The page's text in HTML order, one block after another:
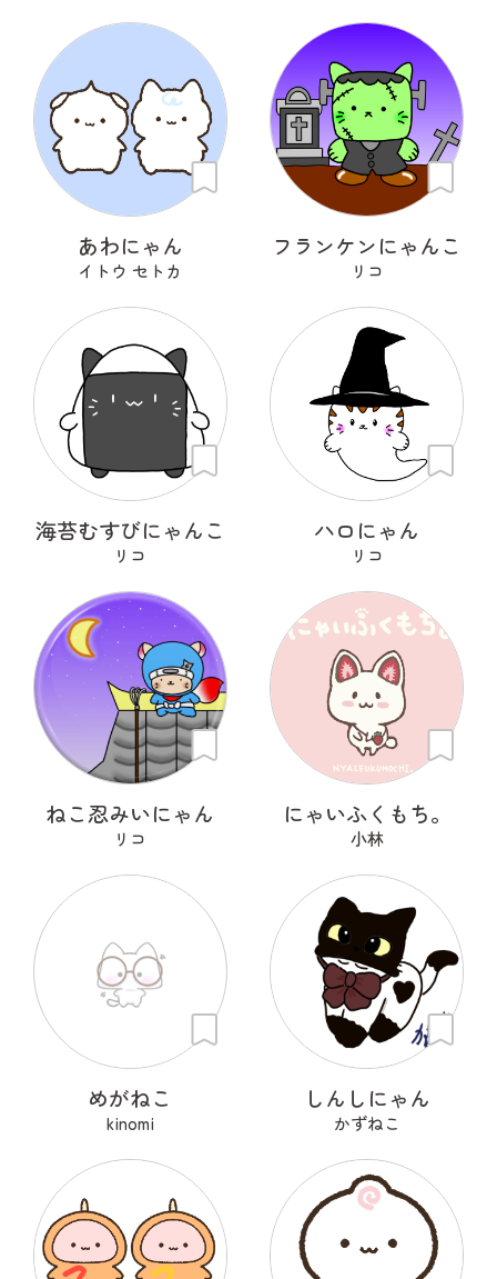
あわにゃん
イトウ セトカ
フランケンにゃんこ
リコ
海苔むすびにゃんこ
リコ
ハロにゃん
リコ
ねこ忍みいにゃん
リコ
にゃいふくもち。
小林
めがねこ
kinomi
しんしにゃん
かずねこ